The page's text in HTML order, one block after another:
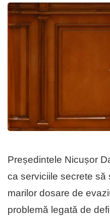
Președintele Nicușor
ca serviciile secrete
marilor dosare de
problemă legată de